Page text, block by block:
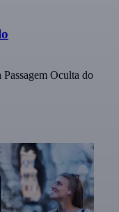
Oculta do